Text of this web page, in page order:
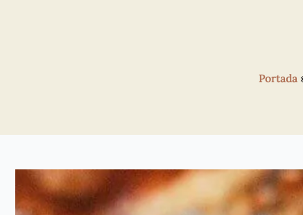
Portada